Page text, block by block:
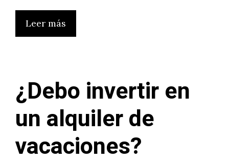
Leer más
¿Debo invertir en
un alquiler de
vacaciones?